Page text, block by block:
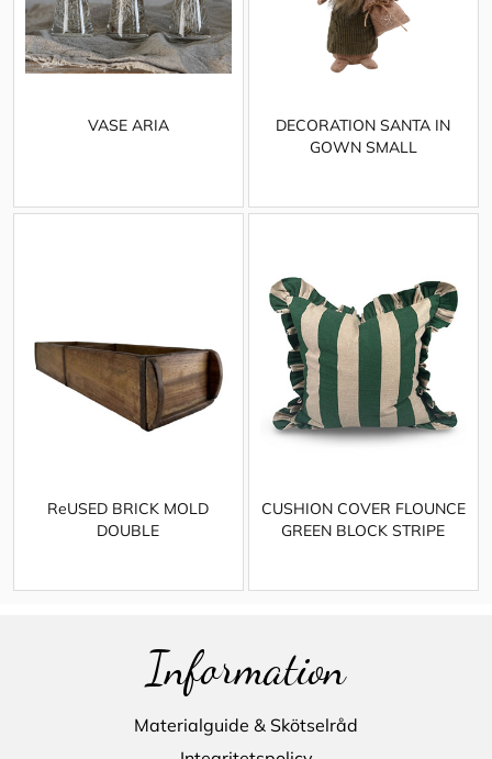
VASE ARIA
DECORATION SANTA IN
GOWN SMALL
ReUSED BRICK MOLD
DOUBLE
CUSHION COVER FLOUNCE
GREEN BLOCK STRIPE
Information
Materialguide & Skötselråd